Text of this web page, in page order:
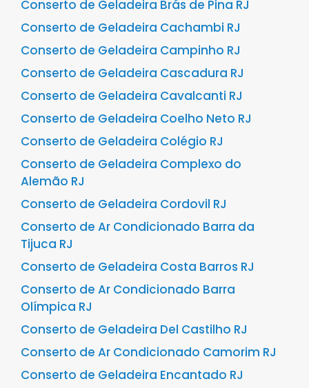
Conserto de Geladeira Brás de Pina RJ
Conserto de Geladeira Cachambi RJ
Conserto de Geladeira Campinho RJ
Conserto de Geladeira Cascadura RJ
Conserto de Geladeira Cavalcanti RJ
Conserto de Geladeira Coelho Neto RJ
Conserto de Geladeira Colégio RJ
Conserto de Geladeira Complexo do
Alemão RJ
Conserto de Geladeira Cordovil RJ
Conserto de Ar Condicionado Barra da
Tijuca RJ
Conserto de Geladeira Costa Barros RJ
Conserto de Ar Condicionado Barra
Olímpica RJ
Conserto de Geladeira Del Castilho RJ
Conserto de Ar Condicionado Camorim RJ
Conserto de Geladeira Encantado RJ